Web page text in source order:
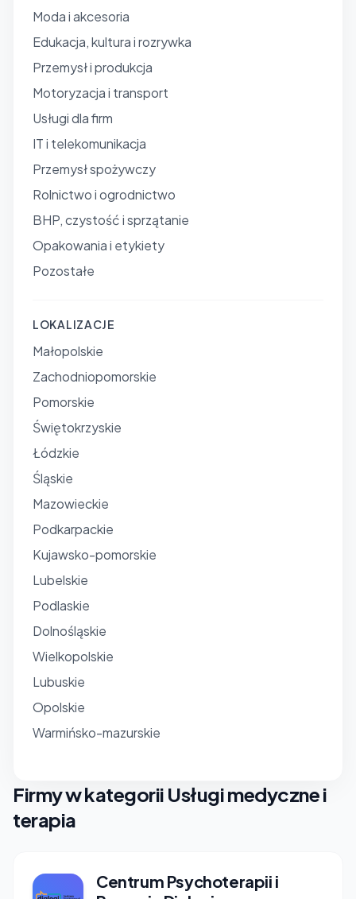
Moda i akcesoria
Edukacja, kultura i rozrywka
Przemysł i produkcja
Motoryzacja i transport
Usługi dla firm
IT i telekomunikacja
Przemysł spożywczy
Rolnictwo i ogrodnictwo
BHP, czystość i sprzątanie
Opakowania i etykiety
Pozostałe
LOKALIZACJE
Małopolskie
Zachodniopomorskie
Pomorskie
Świętokrzyskie
Łódzkie
Śląskie
Mazowieckie
Podkarpackie
Kujawsko-pomorskie
Lubelskie
Podlaskie
Dolnośląskie
Wielkopolskie
Lubuskie
Opolskie
Warmińsko-mazurskie
Firmy w kategorii Usługi medyczne i
terapia
Centrum Psychoterapii i